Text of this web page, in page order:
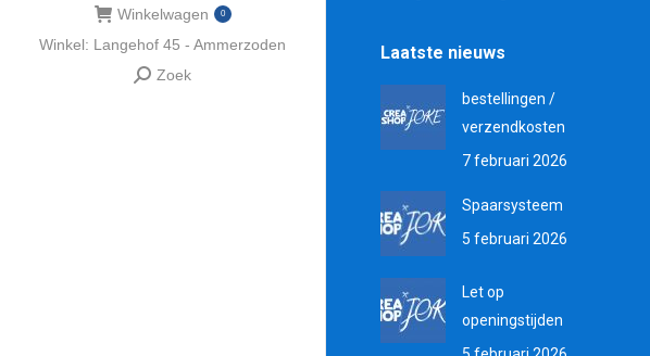
Winkelwagen 0
Winkel: Langehof 45 - Ammerzoden
Zoeken:
Zoek
Laatste nieuws
bestellingen /
verzendkosten
7 februari 2026
Spaarsysteem
5 februari 2026
Let op
openingstijden